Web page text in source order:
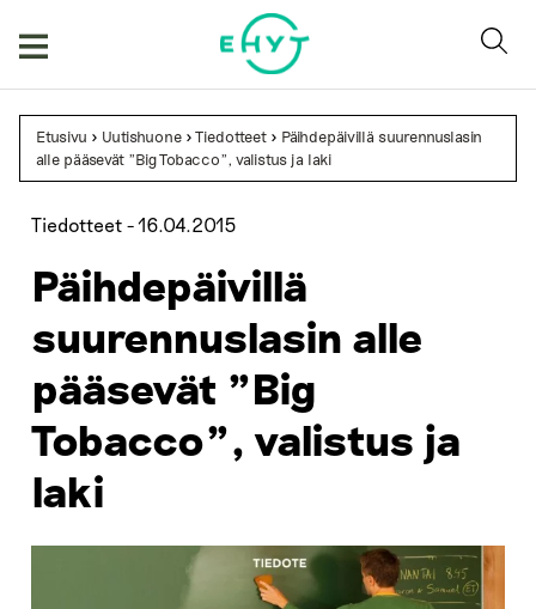
Etusivu > Uutishuone >Tiedotteet > Päihdepäivillä suurennuslasin
alle pääsevät ”Big Tobacco”, valistus ja laki
Tiedotteet -16.04.2015
Päihdepäivillä
suurennuslasin alle
pääsevät ”Big
Tobacco”, valistus ja
laki